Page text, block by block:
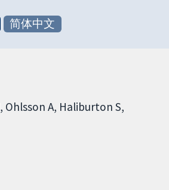
简体中文
Ohlsson A Haliburton S